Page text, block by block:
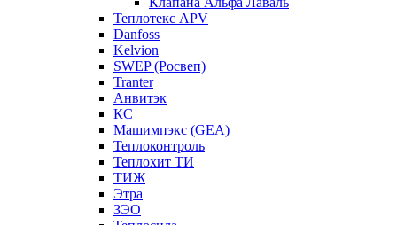
Теплотекс APV
Danfoss
Kelvion
SWEP (Росвеп)
Tranter
Анвитэк
КС
Машимпэкс (GEA)
Теплоконтроль
Теплохит ТИ
ТИЖ
Этра
ЗЭО